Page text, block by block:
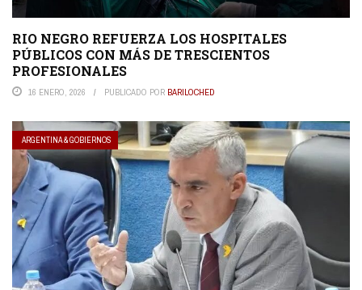
RIO NEGRO REFUERZA LOS HOSPITALES
PÚBLICOS CON MÁS DE TRESCIENTOS
PROFESIONALES
16 ENERO, 2026 PUBLICADO POR BARILOCHED
ARGENTINA & GOBIERNOS